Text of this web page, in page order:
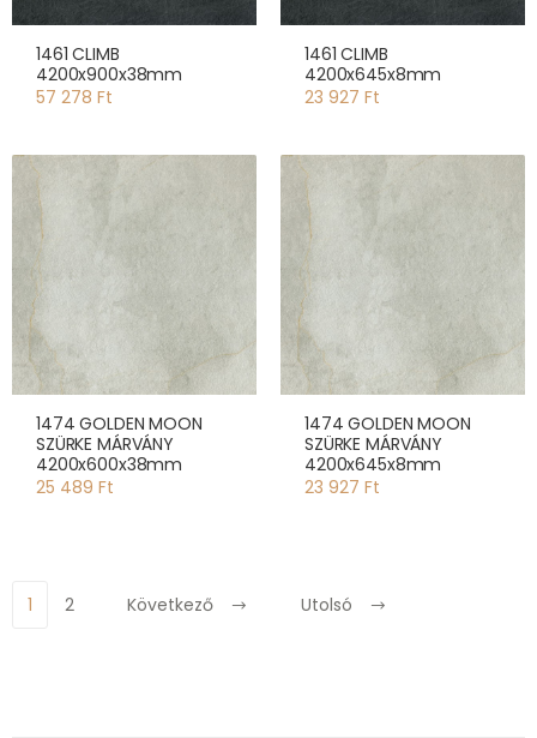
1461 CLIMB
4200x900x38mm
57 278 Ft
1461 CLIMB
4200x645x8mm
23 927 Ft
1474 GOLDEN MOON
SZÜRKE MÁRVÁNY
4200x600x38mm
25 489 Ft
1474 GOLDEN MOON
SZÜRKE MÁRVÁNY
4200x645x8mm
23 927 Ft
1 2 Következő Utolsó